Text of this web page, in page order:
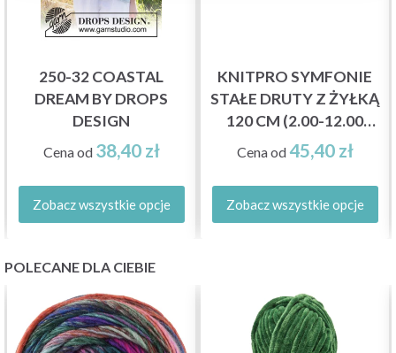
250-32 COASTAL
DREAM BY DROPS
DESIGN
Cena od 38,40 zł
Zobacz wszystkie opcje
KNITPRO SYMFONIE
STAŁE DRUTY Z ŻYŁKĄ
120 CM (2.00-12.00
MM)
Cena od45,40 zł
Zobacz wszystkie opcje
POLECANE DLA CIEBIE